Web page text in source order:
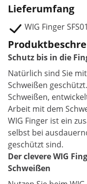
Lieferumfang
WIG Finger
Schutz bis in die
Natürlich sind Sie
Schweißen
Schweißen,
Arbeit mit dem
WIG Finger ist ein
selbst bei
geschützt sind.
Der clevere WIG
Schweißen